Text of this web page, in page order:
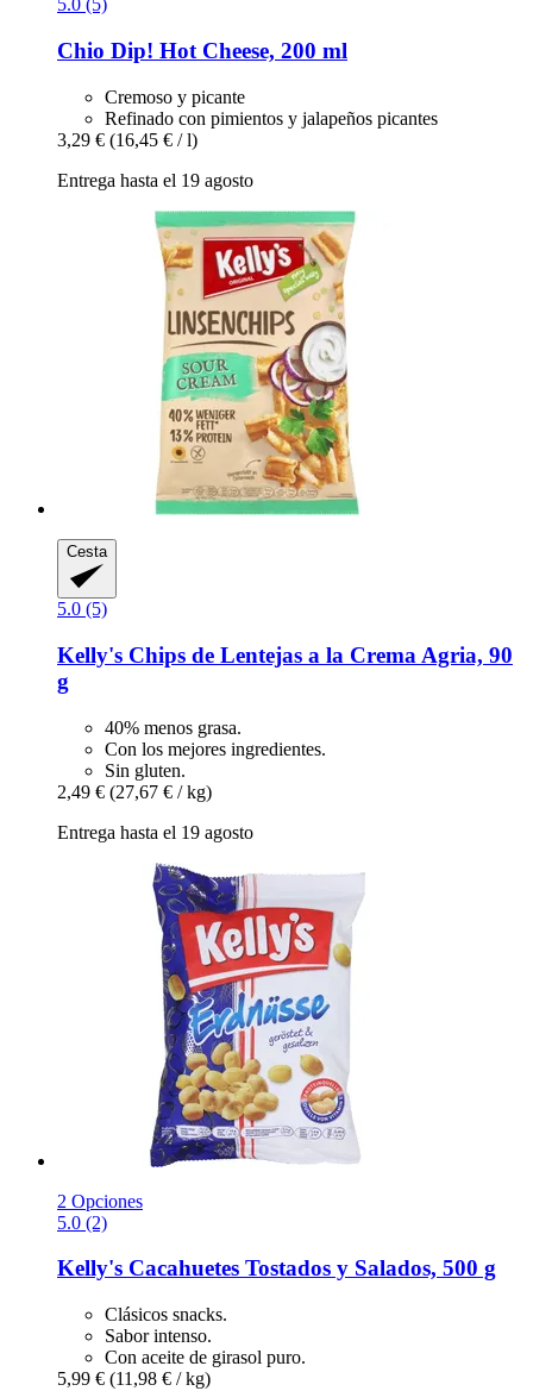
5.0 (5)
Chio Dip! Hot Cheese, 200 ml
Cremoso y picante
Refinado con pimientos y jalapeños picantes
3,29 € (16,45 € / l)
Entrega hasta el 19 agosto
Cesta
5.0 (5)
Kelly's Chips de Lentejas a la Crema Agria, 90
g
40% menos grasa.
Con los mejores ingredientes.
Sin gluten.
2,49 € (27,67 € / kg)
Entrega hasta el 19 agosto
2 Opciones
5.0 (2)
Kelly's Cacahuetes Tostados y Salados, 500 g
Clásicos snacks.
Sabor intenso.
Con aceite de girasol puro.
5,99 € (11,98 € / kg)